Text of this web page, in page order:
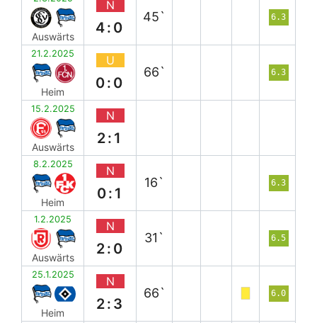
Auswärts
N
4:0
45` 6.3
21.2.2025
Heim
U
0:0
66` 6.3
15.2.2025
Auswärts
N
2:1
8.2.2025
Heim
N
0:1
16` 6.3
1.2.2025
Auswärts
N
2:0
31` 6.5
25.1.2025
Heim
N
2:3
66` 6.0